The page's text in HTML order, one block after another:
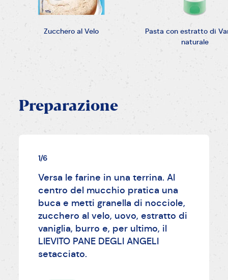
Zucchero al Velo
Pasta con estratto di
naturale
Preparazione
1/6
Versa le farine in una terrina. Al
centro del mucchio pratica una
buca e metti granella di nocciole,
zucchero al velo, uovo, estratto di
vaniglia, burro e, per ultimo, il
LIEVITO PANE DEGLI ANGELI
setacciato.